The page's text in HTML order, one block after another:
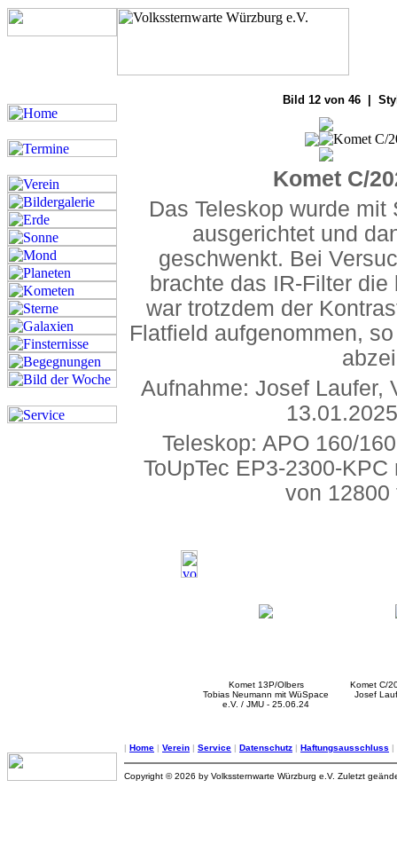
Bild 12 von 46 |
Komet C/
Das Teleskop wurde
ausgerichtet und
geschwenkt. Bei
brachte das IR-Filter
war trotzdem der
Flatfield aufgenommen,
Aufnahme: Josef Laufer,
Teleskop: APO 160/
ToUpTec EP3-2300-
von 12800
Komet 13P/Olbers
Tobias Neumann mit WüSpace
e.V. / JMU - 25.06.24
Komet C/
Josef
| Home | Verein | Service | Datenschutz | Haftungsausschluss |
Copyright © 2026 by Volkssternwarte Würzburg e.V. Zuletzt